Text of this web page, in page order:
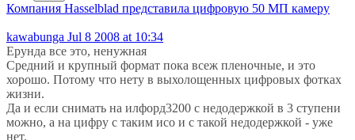
Компания Hasselblad представила цифровую 50 МП камеру
kawabunga Jul 8 2008 at 10:34
Ерунда все это, ненужная
Средний и крупный формат пока всеж пленочные, и это
хорошо. Потому что нету в выхолощенных цифровых фотках
жизни.
Да и если снимать на илфорд3200 с недодержкой в 3 ступени
можно, а на цифру с таким исо и с такой недодержкой - уже
нет.